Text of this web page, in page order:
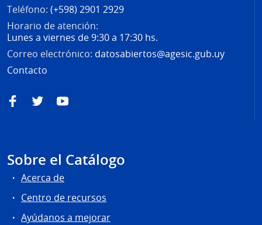
Teléfono: (+598) 2901 2929
Horario de atención:
Lunes a viernes de 9:30 a 17:30 hs.
Correo electrónico: datosabiertos@agesic.gub.uy
Contacto
FacebookTwitterYouTube
Sobre el Catálogo
Acerca de
Centro de recursos
Ayúdanos a mejorar